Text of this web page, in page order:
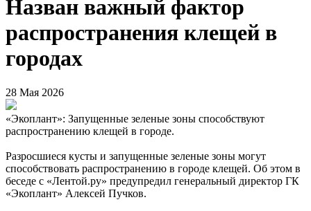
Назван важный фактор
распространения клещей в
городах
28 Мая 2026
«Экоплант»: Запущенные зеленые зоны способствуют
распространению клещей в городе.
Разросшиеся кусты и запущенные зеленые зоны могут
способствовать распространению в городе клещей. Об этом в
беседе с «Лентой.ру» предупредил генеральный директор ГК
«Экоплант» Алексей Пучков.